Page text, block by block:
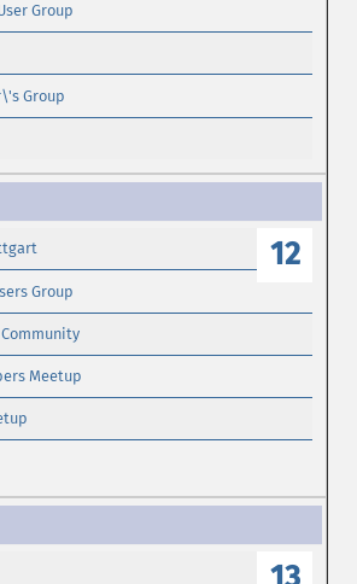
Group
Group
12
Group
Community
Meetup